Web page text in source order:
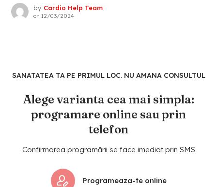
by Cardio Help Team
on 12/03/2024
SANATATEA TA PE PRIMUL LOC. NU AMANA CONSULTUL
Alege varianta cea mai simpla:
programare online sau prin
telefon
Confirmarea programării se face imediat prin SMS
Programeaza-te online